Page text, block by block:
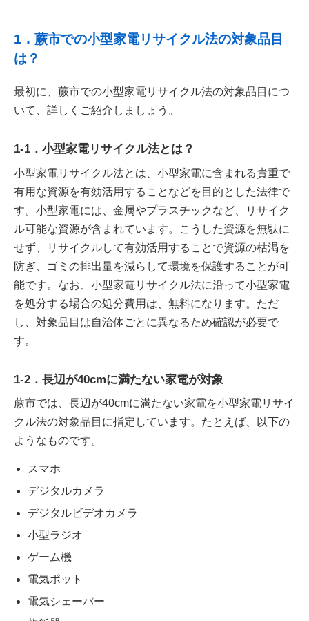
1．蕨市での小型家電リサイクル法の対象品目
は？
最初に、蕨市での小型家電リサイクル法の対象品目につ
いて、詳しくご紹介しましょう。
1-1．小型家電リサイクル法とは？
小型家電リサイクル法とは、小型家電に含まれる貴重で
有用な資源を有効活用することなどを目的とした法律で
す。小型家電には、金属やプラスチックなど、リサイク
ル可能な資源が含まれています。こうした資源を無駄に
せず、リサイクルして有効活用することで資源の枯渇を
防ぎ、ゴミの排出量を減らして環境を保護することが可
能です。なお、小型家電リサイクル法に沿って小型家電
を処分する場合の処分費用は、無料になります。ただ
し、対象品目は自治体ごとに異なるため確認が必要で
す。
1-2．長辺が40cmに満たない家電が対象
蕨市では、長辺が40cmに満たない家電を小型家電リサイ
クル法の対象品目に指定しています。たとえば、以下の
ようなものです。
スマホ
デジタルカメラ
デジタルビデオカメラ
小型ラジオ
ゲーム機
電気ポット
電気シェーバー